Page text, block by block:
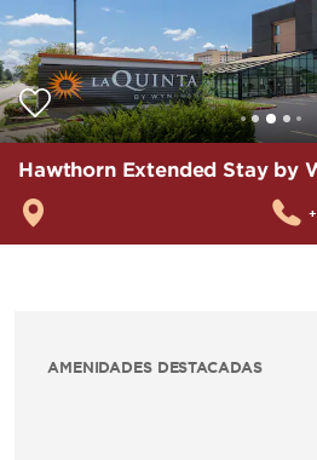
Hawthorn Extended Stay by
AMENIDADES DESTACADAS